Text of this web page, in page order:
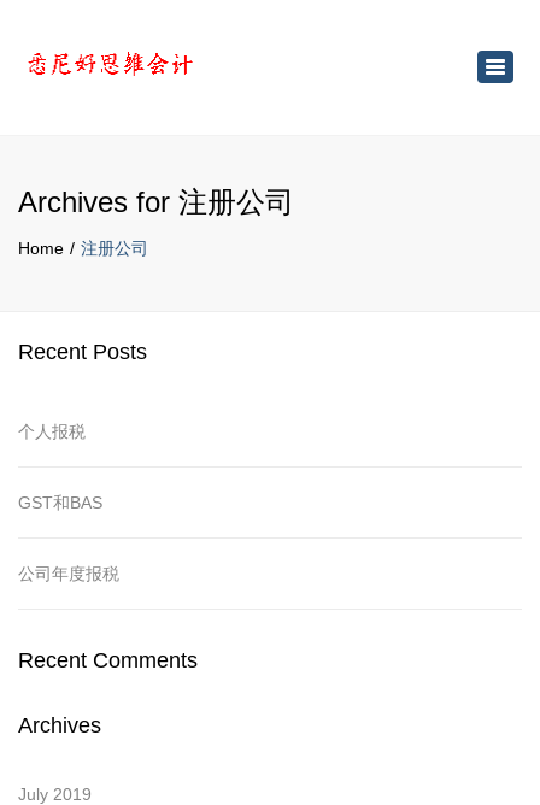
Archives for 注册公司
Home 注册公司
Recent Posts
个人报税
GST和BAS
公司年度报税
Recent Comments
Archives
July 2019